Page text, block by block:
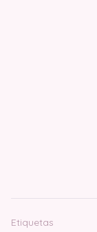
Etiquetas